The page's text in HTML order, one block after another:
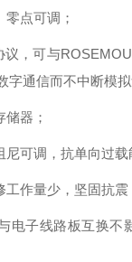
零点可调；
议，可与
字通信而不中断模拟
器；
尼可调，抗单向过载
工作量少，坚固抗震
电子线路板互换不